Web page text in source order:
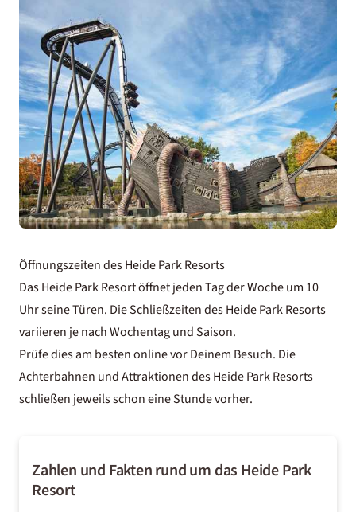
Öffnungszeiten des Heide Park Resorts
Das Heide Park Resort öffnet jeden Tag der Woche um 10
Uhr seine Türen. Die Schließzeiten des Heide Park Resorts
variieren je nach Wochentag und Saison.
Prüfe dies am besten online vor Deinem Besuch. Die
Achterbahnen und Attraktionen des Heide Park Resorts
schließen jeweils schon eine Stunde vorher.
Zahlen und Fakten rund um das Heide Park
Resort